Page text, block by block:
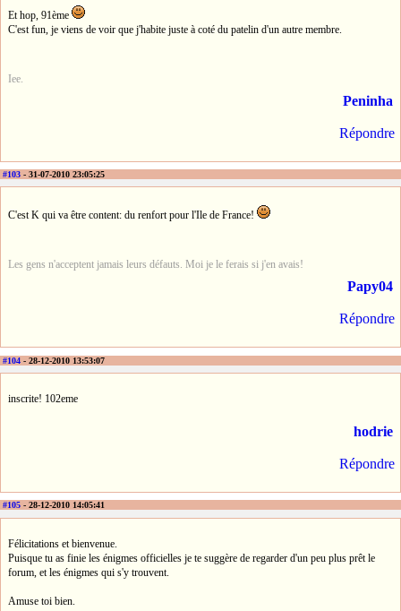
Et hop, 91ème
C'est fun, je viens de voir que j'habite juste à coté du patelin d'un autre membre.
Iee.
Peninha
Répondre
#103 - 31-07-2010 23:05:25
C'est K qui va être content: du renfort pour l'Ile de France!
Les gens n'acceptent jamais leurs défauts. Moi je le ferais si j'en avais!
Papy04
Répondre
#104 - 28-12-2010 13:53:07
inscrite! 102eme
hodrie
Répondre
#105 - 28-12-2010 14:05:41
Félicitations et bienvenue.
Puisque tu as finie les énigmes officielles je te suggère de regarder d'un peu plus prêt le
forum, et les énigmes qui s'y trouvent.
Amuse toi bien.